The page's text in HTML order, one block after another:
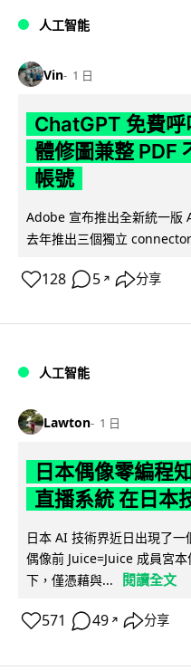
人工智能
Vin 1 日
ChatGPT 免費
體修圖兼整 PDF
帳號
Adobe 宣布推出全新統一版
去年推出三個獨立
128 5 ↗ 分享
人工智能
Lawton 1 日
日本偶像零編程
直播系統 在日本
日本 AI 技術界近日出現了
偶像前 Juice=Juice 成員宮
下，僅憑藉與...
閱讀全文
571 49 ↗ 分享